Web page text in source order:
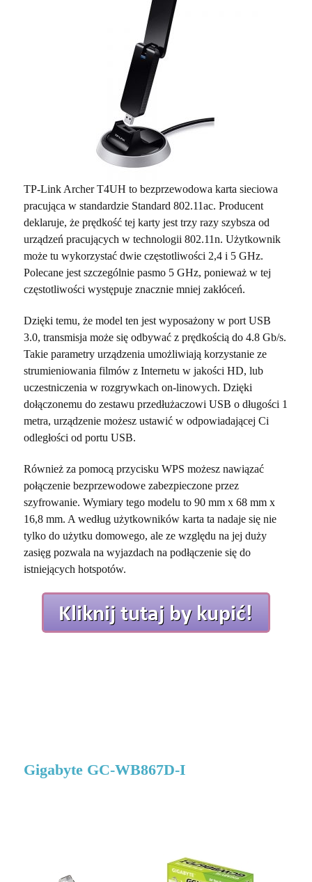
TP-Link Archer T4UH to bezprzewodowa karta sieciowa
pracująca w standardzie Standard 802.11ac. Producent
deklaruje, że prędkość tej karty jest trzy razy szybsza od
urządzeń pracujących w technologii 802.11n. Użytkownik
może tu wykorzystać dwie częstotliwości 2,4 i 5 GHz.
Polecane jest szczególnie pasmo 5 GHz, ponieważ w tej
częstotliwości występuje znacznie mniej zakłóceń.
Dzięki temu, że model ten jest wyposażony w port USB
3.0, transmisja może się odbywać z prędkością do 4.8 Gb/s.
Takie parametry urządzenia umożliwiają korzystanie ze
strumieniowania filmów z Internetu w jakości HD, lub
uczestniczenia w rozgrywkach on-linowych. Dzięki
dołączonemu do zestawu przedłużaczowi USB o długości 1
metra, urządzenie możesz ustawić w odpowiadającej Ci
odległości od portu USB.
Również za pomocą przycisku WPS możesz nawiązać
połączenie bezprzewodowe zabezpieczone przez
szyfrowanie. Wymiary tego modelu to 90 mm x 68 mm x
16,8 mm. A według użytkowników karta ta nadaje się nie
tylko do użytku domowego, ale ze względu na jej duży
zasięg pozwala na wyjazdach na podłączenie się do
istniejących hotspotów.
Gigabyte GC-WB867D-I